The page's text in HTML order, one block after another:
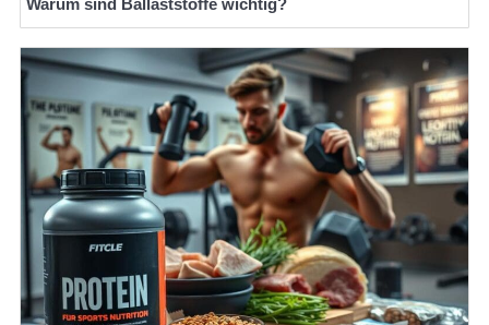
Warum sind Ballaststoffe wichtig?